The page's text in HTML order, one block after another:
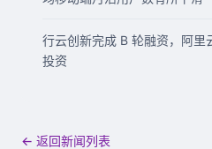
行云创新完成 B 轮融资，阿里
投资
← 返回新闻列表